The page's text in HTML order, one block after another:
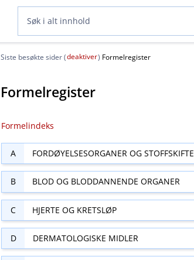
Siste besøkte sider (deaktiver) Formelregister
Formelregister
Formelindeks
A FORDØYELSESORGANER OG STOFFSKIFTE
B BLOD OG BLODDANNENDE ORGANER
C HJERTE OG KRETSLØP
D DERMATOLOGISKE MIDLER